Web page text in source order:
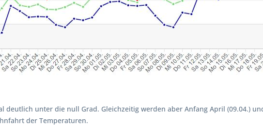
deutlich unter die null Grad. Gleichzeitig werden aber Anfang April (09.04.)
der Temperaturen.